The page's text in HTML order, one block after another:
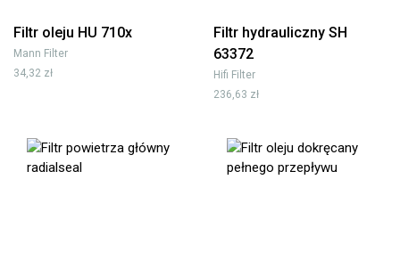
Filtr oleju HU 710x
Mann Filter
34,32 zł
Filtr hydrauliczny SH
63372
Hifi Filter
236,63 zł